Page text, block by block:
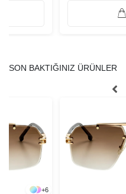
SON BAKTIĞINIZ ÜRÜNLER
+6